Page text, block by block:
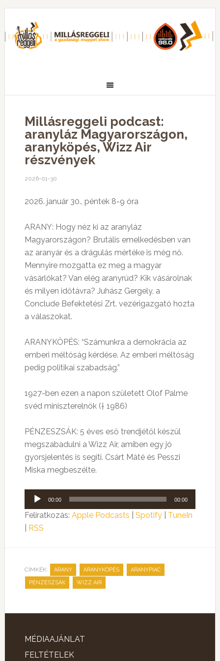
Millásreggeli podcast:
aranyláz Magyarországon,
aranyköpés, Wizz Air
részvények
2026-01-30
2026. január 30., péntek 8-9 óra
ARANY: Hogy néz ki az aranyláz
Magyarországon? Brutális emelkedésben van
az aranyár és a drágulás mértéke is még nő.
Mennyire mozgatta ez meg a magyar
vásárlókat? Van elég aranyrúd? Kik vásárolnak
és milyen időtávra? Juhász Gergely, a
Conclude Befektetési Zrt. vezérigazgató hozta
a válaszokat.
ARANYKÖPÉS: “Számunkra a demokrácia az
emberi méltóság kérdése. Az emberi méltóság
pedig politikai szabadság.”
1927-ben ezen a napon született Olof Palme
svéd miniszterelnök († 1986)
PÉNZESZSÁK: 5 éves eső trendjétől készül
megszabadulni a Wizz Air, amiben egy jó
gyorsjelentés is segíti. Csárt Máté és Pesszi
Miska megbeszélte.
Audió
lejátszó
00:00 00:00
Feliratkozás: Apple Podcasts Spotify| TuneIn
RSS
CÍMKÉK: ARANY , ARANYKÖPÉS , ARANYPIAC ,
PÉNZESZSÁK , WIZZ AIR
MÉDIAAJÁNLAT
FELTÉTELEK